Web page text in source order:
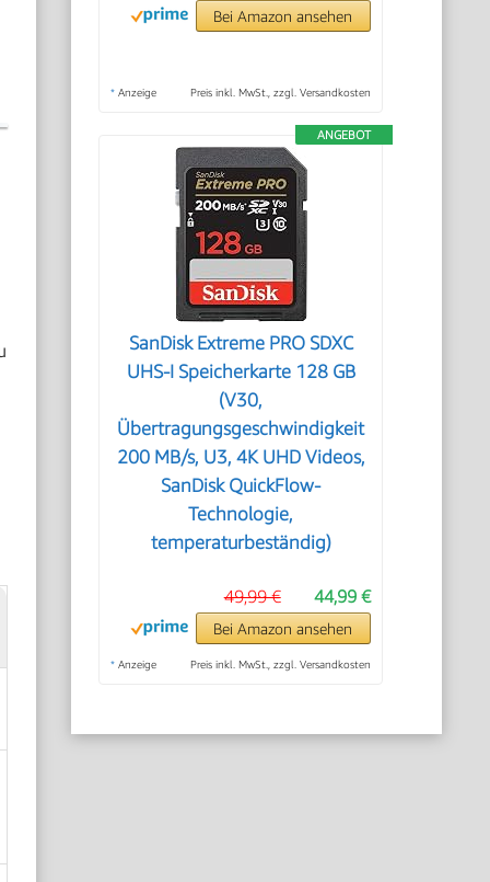
Bei Amazon ansehen
* Anzeige Preis inkl. MwSt., zzgl. Versandkosten
ANGEBOT
SanDisk Extreme PRO SDXC
UHS-I Speicherkarte 128 GB
(V30,
Übertragungsgeschwindigkeit
200 MB/s, U3, 4K UHD Videos,
SanDisk QuickFlow-
Technologie,
temperaturbeständig)
44,99 €
49,99 €
Bei Amazon ansehen
* Anzeige Preis inkl. MwSt., zzgl. Versandkosten